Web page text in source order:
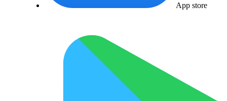
App store